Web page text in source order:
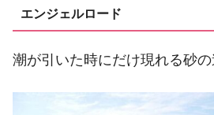
エンジェルロード
潮が引いた時にだけ現れる砂の